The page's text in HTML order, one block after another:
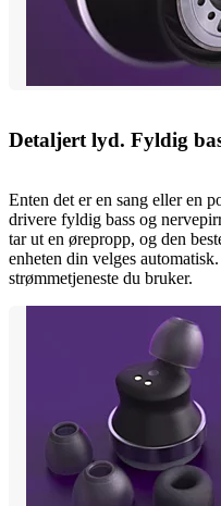
Detaljert lyd. Fyldig
Enten det er en sang eller en
drivere fyldig bass og
tar ut en ørepropp, og den
enheten din velges
strømmetjeneste du bruker.